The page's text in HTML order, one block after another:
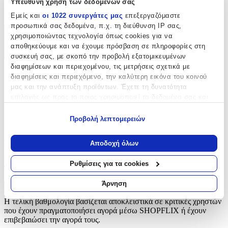
Υπεύθυνη χρήση των δεδομένων σας
Εμείς και οι 1022 συνεργάτες μας επεξεργαζόμαστε
προσωπικά σας δεδομένα, π.χ. τη διεύθυνση IP σας,
χρησιμοποιώντας τεχνολογία όπως cookies για να
αποθηκεύουμε και να έχουμε πρόσβαση σε πληροφορίες στη
συσκευή σας, με σκοπό την προβολή εξατομικευμένων
διαφημίσεων και περιεχομένου, τις μετρήσεις σχετικά με
διαφημίσεις και περιεχόμενο, την καλύτερη εικόνα του κοινού
μας και την ανάπτυξη προϊόντων. Έχετε τη δυνατότητα
Να συλλέξουμε πληροφορίες σχετικά με τη γεωγραφική
σας τοποθεσία, οι οποίες μπορεί να είναι ακριβείς σε
απόσταση μερικών μέτρων
Να αναγνωρίσουμε τη συσκευή σας σαρώνοντας ενεργά
για συγκεκριμένα χαρακτηριστικά (δακτυλικό αποτύπωμα)
Μάθετε περισσότερα σχετικά με τον τρόπο επεξεργασίας των
προσωπικών σας δεδομένων και καθορίστε τις προτιμήσεις σας
στηνενότητα “Λεπτομέρειες”. Μπορείτε να αλλάξετε ή να
ανακαλέσετε τη συγκατάθεσή σας ανά πάσα στιγμή από τη
Προβολή λεπτομερειών
Αποδοχή όλων
Ρυθμίσεις για τα cookies
Άρνηση
Φερμουάρ
Χαρακτηριστικά
+
Χαρακτηριστικά
Αξιολογήσεις
Προς το παρόν δεν υπάρχουν άλλες αξιολογήσεις. Όταν
προστεθούν, θα εμφανιστούν εδώ.
Πώς υπολογίζεται η βαθμολογία
Η τελική βαθμολογία βασίζεται αποκλειστικά σε κριτικές χρηστών
που έχουν πραγματοποιήσει αγορά μέσω SHOPFLIX ή έχουν
επιβεβαιώσει την αγορά τους.